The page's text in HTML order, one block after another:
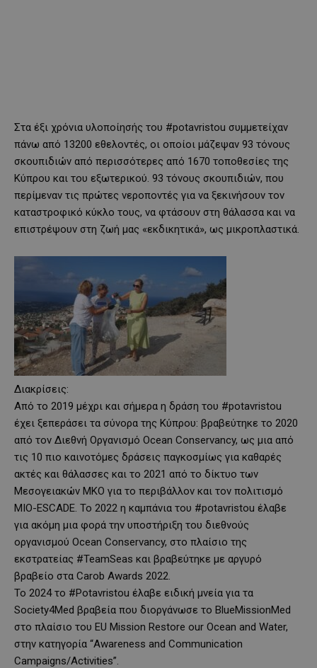
Στα έξι χρόνια υλοποίησής του #potavristou συμμετείχαν
πάνω από 13200 εθελοντές, οι οποίοι μάζεψαν 93 τόνους
σκουπιδιών από περισσότερες από 1670 τοποθεσίες της
Κύπρου και του εξωτερικού. 93 τόνους σκουπιδιών, που
περίμεναν τις πρώτες νεροποντές για να ξεκινήσουν τον
καταστροφικό κύκλο τους, να φτάσουν στη θάλασσα και να
επιστρέψουν στη ζωή μας «εκδικητικά», ως μικροπλαστικά.
Διακρίσεις:
Από το 2019 μέχρι και σήμερα η δράση του #potavristou
έχει ξεπεράσει τα σύνορα της Κύπρου: βραβεύτηκε το 2020
από τον Διεθνή Οργανισμό Ocean Conservancy, ως μια από
τις 10 πιο καινοτόμες δράσεις παγκοσμίως για καθαρές
ακτές και θάλασσες και το 2021 από το δίκτυο των
Μεσογειακών ΜΚΟ για το περιβάλλον και τον πολιτισμό
MIO-ESCADE. Το 2022 η καμπάνια του #potavristou έλαβε
για ακόμη μια φορά την υποστήριξη του διεθνούς
οργανισμού Ocean Conservancy, στο πλαίσιο της
εκστρατείας #TeamSeas και βραβεύτηκε με αργυρό
βραβείο στα Carob Awards 2022.
To 2024 το #Potavristou έλαβε ειδική μνεία για τα
Society4Med βραβεία που διοργάνωσε το BlueMissionMed
στο πλαίσιο του EU Mission Restore our Ocean and Water,
στην κατηγορία “Awareness and Communication
Campaigns/Activities”.